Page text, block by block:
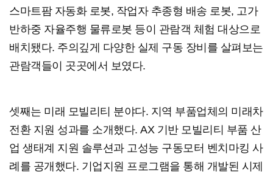
스마트팜 자동화 로봇, 작업자 추종형 배송 로봇, 고가
반하중 자율주행 물류로봇 등이 관람객 체험 대상으로
배치됐다. 주의깊게 다양한 실제 구동 장비를 살펴보는
관람객들이 곳곳에서 보였다.
셋째는 미래 모빌리티 분야다. 지역 부품업체의 미래차
전환 지원 성과를 소개했다. AX 기반 모빌리티 부품 산
업 생태계 지원 솔루션과 고성능 구동모터 벤치마킹 사
례를 공개했다. 기업지원 프로그램을 통해 개발된 시제